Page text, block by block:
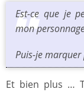
Est-ce que je
mon
Puis-je marquer
Et bien plus …